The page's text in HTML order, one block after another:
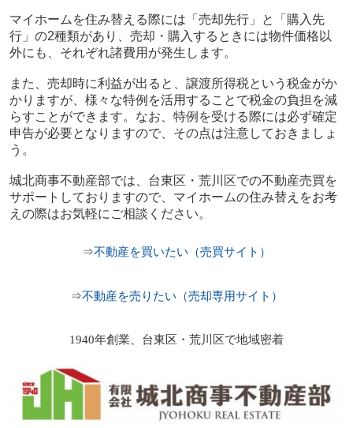
マイホームを住み替える際には「売却先行」と「購入先
行」の2種類があり、売却・購入するときには物件価格以
外にも、それぞれ諸費用が発生します。
また、売却時に利益が出ると、譲渡所得税という税金がか
かりますが、様々な特例を活用することで税金の負担を減
らすことができます。なお、特例を受ける際には必ず確定
申告が必要となりますので、その点は注意しておきましょ
う。
城北商事不動産部では、台東区・荒川区での不動産売買を
サポートしておりますので、マイホームの住み替えをお考
えの際はお気軽にご相談ください。
⇒不動産を買いたい（売買サイト）
⇒不動産を売りたい（売却専用サイト）
1940年創業、台東区・荒川区で地域密着